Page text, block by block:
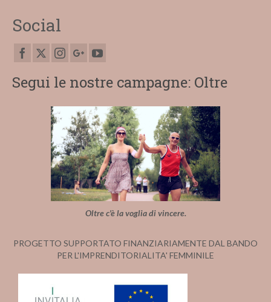
Social
Segui le nostre campagne: Oltre
Oltre c'è la voglia di vincere.
PROGETTO SUPPORTATO FINANZIARIAMENTE DAL BANDO
PER L'IMPRENDITORIALITA' FEMMINILE